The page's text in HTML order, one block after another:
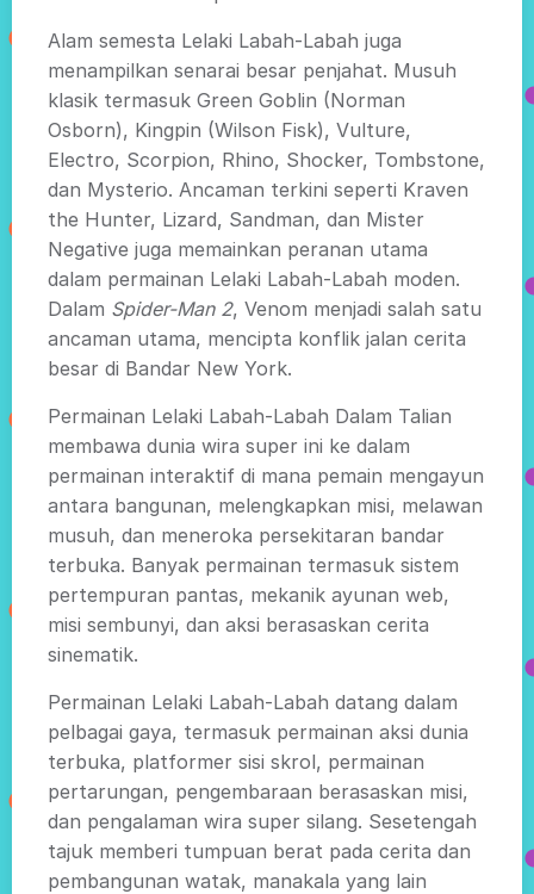
Alam semesta Lelaki Labah-Labah juga
menampilkan senarai besar penjahat. Musuh
klasik termasuk Green Goblin (Norman
Osborn), Kingpin (Wilson Fisk), Vulture,
Electro, Scorpion, Rhino, Shocker, Tombstone,
dan Mysterio. Ancaman terkini seperti Kraven
the Hunter, Lizard, Sandman, dan Mister
Negative juga memainkan peranan utama
dalam permainan Lelaki Labah-Labah moden.
Dalam Spider-Man 2, Venom menjadi salah satu
ancaman utama, mencipta konflik jalan cerita
besar di Bandar New York.
Permainan Lelaki Labah-Labah Dalam Talian
membawa dunia wira super ini ke dalam
permainan interaktif di mana pemain mengayun
antara bangunan, melengkapkan misi, melawan
musuh, dan meneroka persekitaran bandar
terbuka. Banyak permainan termasuk sistem
pertempuran pantas, mekanik ayunan web,
misi sembunyi, dan aksi berasaskan cerita
sinematik.
Permainan Lelaki Labah-Labah datang dalam
pelbagai gaya, termasuk permainan aksi dunia
terbuka, platformer sisi skrol, permainan
pertarungan, pengembaraan berasaskan misi,
dan pengalaman wira super silang. Sesetengah
tajuk memberi tumpuan berat pada cerita dan
pembangunan watak, manakala yang lain